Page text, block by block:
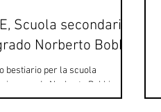
Scuola secondaria
Norberto Bobbio
bestiario per la scuola
grado Norberto Bobbio di
tutto disegnato dagli allievi...